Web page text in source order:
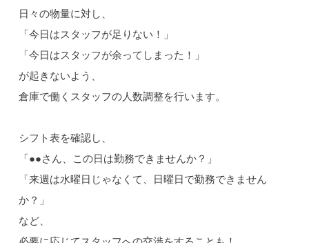
日々の物量に対し、
「今日はスタッフが足りない！」
「今日はスタッフが余ってしまった！」
が起きないよう、
倉庫で働くスタッフの人数調整を行います。
シフト表を確認し、
「●●さん、この日は勤務できませんか？」
「来週は水曜日じゃなくて、日曜日で勤務できません
か？」
など、